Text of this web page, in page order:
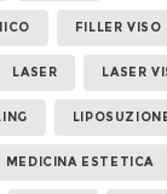
FILLER VISO
LASER LASER
MEDICINA ESTETICA